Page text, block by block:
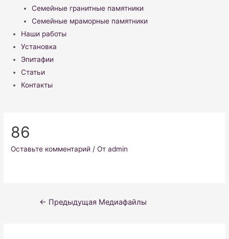
Семейные гранитные памятники
Семейные мраморные памятники
Наши работы
Установка
Эпитафии
Статьи
Контакты
86
Оставьте комментарий / От admin
Навигация
← Предыдущая Медиафайлы